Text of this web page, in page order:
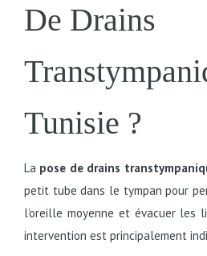
De Drains
Tunisie ?
La pose de drains
petit tube dans le tympan pour
l’oreille moyenne et évacuer les
intervention est principalement